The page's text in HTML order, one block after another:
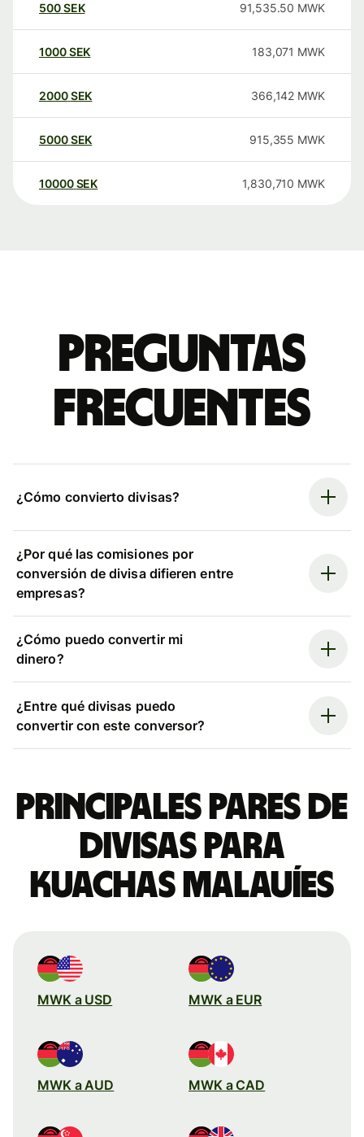
500SEK 91,535.50 MWK
1000SEK 183,071 MWK
2000SEK 366,142 MWK
5000SEK 915,355 MWK
10000 SEK 1,830,710 MWK
Preguntas
frecuentes
¿Cómo convierto divisas?
¿Por qué las comisiones por
conversión de divisa difieren entre
empresas?
¿Cómo puedo convertir mi
dinero?
¿Entre qué divisas puedo
convertir con este conversor?
Principales pares de
divisas para
kuachas malauíes
MWK a USD MWK a EUR
MWK a AUD MWK a CAD